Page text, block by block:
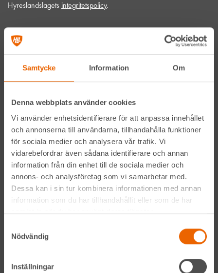
Samtycke Information Om
Denna webbplats använder cookies
Vi använder enhetsidentifierare för att anpassa innehållet
och annonserna till användarna, tillhandahålla funktioner
för sociala medier och analysera vår trafik. Vi
vidarebefordrar även sådana identifierare och annan
information från din enhet till de sociala medier och
annons- och analysföretag som vi samarbetar med.
Dessa kan i sin tur kombinera informationen med annan
information som du har tillhandahållit eller som de har
samlat in när du har använt deras tjänster.
Nödvändig
Inställningar
Hyreslandslagets integritetspolicy.
Alltid nära
Instagram
LinkedIn
Navigation
Våra maskiner
Våra depåer
Jobba hos oss
HLLÅ! Vår värld
Om HLL